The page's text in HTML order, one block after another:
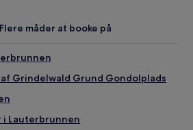
Flere måder at booke på
Grindelwald Grund Gondolplads
Lauterbrunnen